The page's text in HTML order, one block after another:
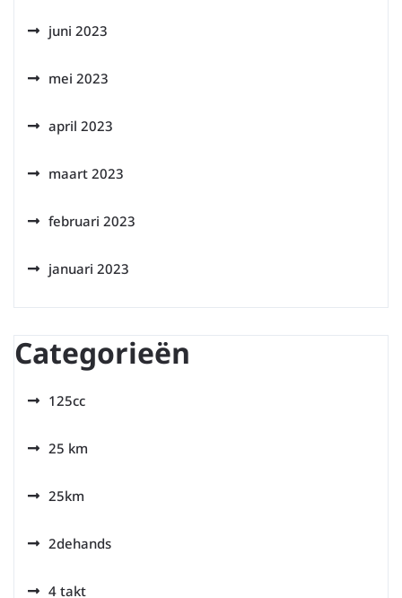
juni 2023
mei 2023
april 2023
maart 2023
februari 2023
januari 2023
Categorieën
125cc
25 km
25km
2dehands
4 takt